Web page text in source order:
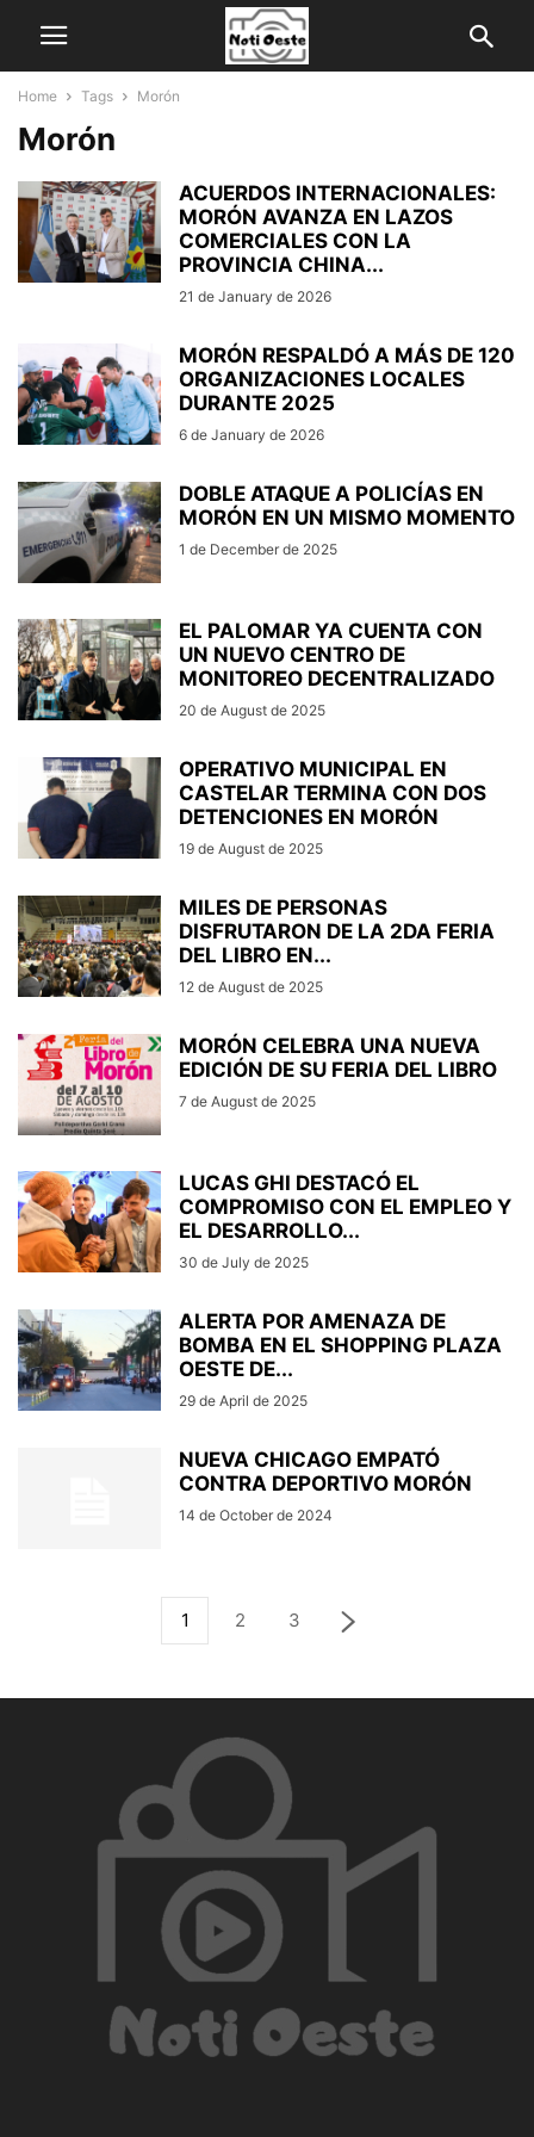
Home Tags Morón
Morón
ACUERDOS INTERNACIONALES:
MORÓN AVANZA EN LAZOS
COMERCIALES CON LA
PROVINCIA CHINA...
21 de January de 2026
MORÓN RESPALDÓ A MÁS DE 120
ORGANIZACIONES LOCALES
DURANTE 2025
6 de January de 2026
DOBLE ATAQUE A POLICÍAS EN
MORÓN EN UN MISMO MOMENTO
1 de December de 2025
EL PALOMAR YA CUENTA CON
UN NUEVO CENTRO DE
MONITOREO DECENTRALIZADO
20 de August de 2025
OPERATIVO MUNICIPAL EN
CASTELAR TERMINA CON DOS
DETENCIONES EN MORÓN
19 de August de 2025
MILES DE PERSONAS
DISFRUTARON DE LA 2DA FERIA
DEL LIBRO EN...
12 de August de 2025
MORÓN CELEBRA UNA NUEVA
EDICIÓN DE SU FERIA DEL LIBRO
7 de August de 2025
LUCAS GHI DESTACÓ EL
COMPROMISO CON EL EMPLEO Y
EL DESARROLLO...
30 de July de 2025
ALERTA POR AMENAZA DE
BOMBA EN EL SHOPPING PLAZA
OESTE DE...
29 de April de 2025
NUEVA CHICAGO EMPATÓ
CONTRA DEPORTIVO MORÓN
14 de October de 2024
1 2 3